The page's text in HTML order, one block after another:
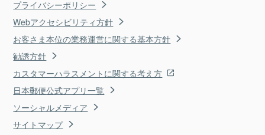
プライバシーポリシー
Webアクセシビリティ方針
お客さま本位の業務運営に関する基本方針
勧誘方針
カスタマーハラスメントに関する考え方
日本郵便公式アプリ一覧
ソーシャルメディア
サイトマップ